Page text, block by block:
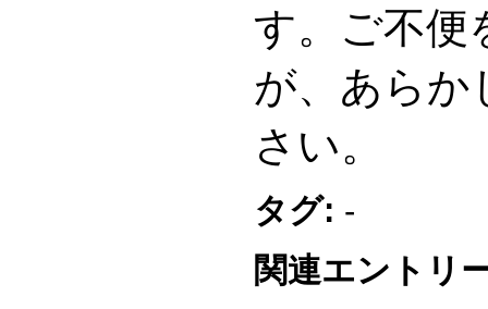
す。ご不便
が、あらか
さい。
タグ: -
関連エントリ